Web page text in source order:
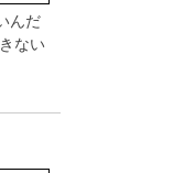
んだ
ない